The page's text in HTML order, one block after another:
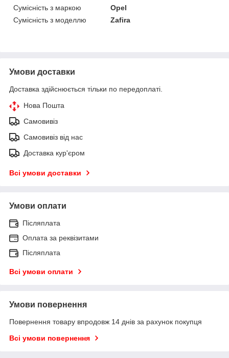
Сумісність з маркою
Opel
Сумісність з моделлю
Zafira
Умови доставки
Доставка здійснюється тільки по передоплаті.
Нова Пошта
Самовивіз
Самовивіз від нас
Доставка кур'єром
Всі умови доставки
Умови оплати
Післяплата
Оплата за реквізитами
Післяплата
Всі умови оплати
Умови повернення
Повернення товару впродовж 14 днів за рахунок покупця
Всі умови повернення